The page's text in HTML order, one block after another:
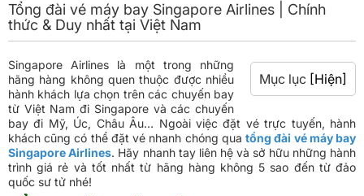
Tổng đài vé máy bay Singapore Airlines | Chính
thức & Duy nhất tại Việt Nam
Mục lục [Hiện]
Singapore Airlines là một trong những
hãng hàng không quen thuộc được nhiều
hành khách lựa chọn trên các chuyến bay
từ Việt Nam đi Singapore và các chuyến
bay đi Mỹ, Úc, Châu Âu… Ngoài việc đặt vé trực tuyến, hành
khách cũng có thể đặt vé nhanh chóng quatổng đài vé máy bay
Singapore Airlines. Hãy nhanh tay liên hệ và sở hữu những hành
trình giá rẻ và tốt nhất từ hãng hàng không 5 sao đến từ đảo
quốc sư tử nhé!